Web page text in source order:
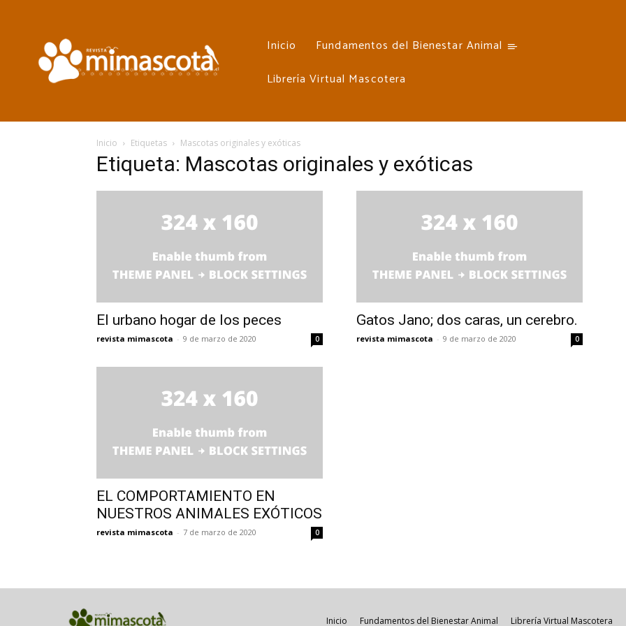
Inicio
Fundamentos del Bienestar Animal
Librería Virtual Mascotera
Inicio Etiquetas Mascotas originales y exóticas
Etiqueta: Mascotas originales y exóticas
El urbano hogar de los peces
revista mimascota - 9 de marzo de 2020 0
Gatos Jano; dos caras, un cerebro.
revista mimascota - 9 de marzo de 2020 0
EL COMPORTAMIENTO EN
NUESTROS ANIMALES EXÓTICOS
revista mimascota - 7 de marzo de 2020 0
Inicio Fundamentos del Bienestar Animal Librería Virtual Mascotera